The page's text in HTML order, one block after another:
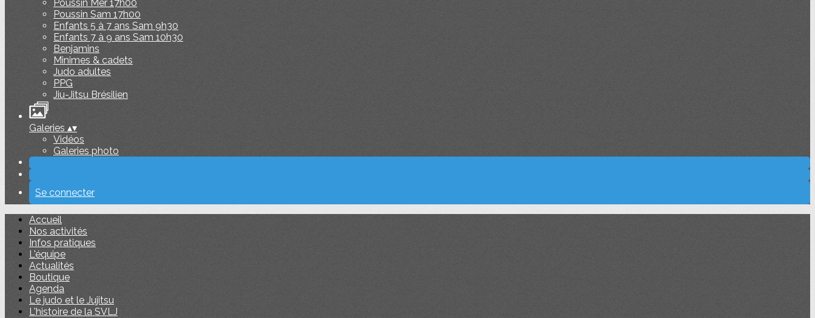
Poussin Mer 17h00
Poussin Sam 17h00
Enfants 5 à 7 ans Sam 9h30
Enfants 7 à 9 ans Sam 10h30
Benjamins
Minimes & cadets
Judo adultes
PPG
Jiu-Jitsu Brésilien
Galeries ▴▾
Vidéos
Galeries photo
Se connecter
Accueil
Nos activités
Infos pratiques
L'équipe
Actualités
Boutique
Agenda
Le judo et le Jujitsu
L'histoire de la SVLJ